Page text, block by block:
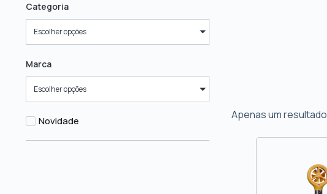
Categoria
Escolher opções
Marca
Escolher opções
Novidade Apenas um resultado